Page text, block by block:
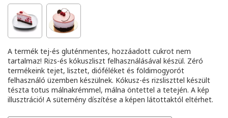
A termék tej-és gluténmentes, hozzáadott cukrot nem
tartalmaz! Rizs-és kókuszliszt felhasználásával készül. Zéró
termékeink tejet, lisztet, dióféléket és földimogyorót
felhasználó üzemben készülnek. Kókusz-és rizsliszttel készült
tészta totus málnakrémmel, málna öntettel a tetején. A kép
illusztráció! A sütemény díszítése a képen látottaktól eltérhet.